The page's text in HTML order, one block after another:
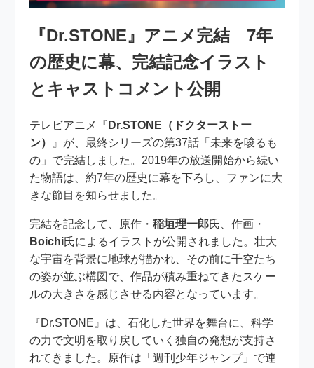
『Dr.STONE』アニメ完結 7年
の歴史に幕、完結記念イラスト
とキャストコメント公開
テレビアニメ『 Dr.STONE（ドクターストー
ン）
』が、最終シリーズの第37話「未来を唆るも
の」で完結しました。2019年の放送開始から続い
た物語は、約7年の歴史に幕を下ろし、ファンに大
きな節目を知らせました。
完結を記念して、原作・稲垣理一郎氏、作画・
Boichi氏によるイラストが公開されました。壮大
な宇宙を背景に地球が描かれ、その前に千空たち
の姿が並ぶ構図で、作品が積み重ねてきたスケー
ルの大きさを感じさせる内容となっています。
『Dr.STONE』は、石化した世界を舞台に、科学
の力で文明を取り戻していく独自の発想が支持さ
れてきました。原作は「週刊少年ジャンプ」で連